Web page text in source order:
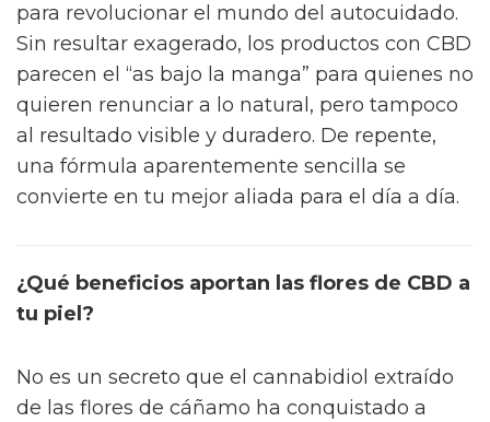
para revolucionar el mundo del autocuidado.
Sin resultar exagerado, los productos con CBD
parecen el “as bajo la manga” para quienes no
quieren renunciar a lo natural, pero tampoco
al resultado visible y duradero. De repente,
una fórmula aparentemente sencilla se
convierte en tu mejor aliada para el día a día.
¿Qué beneficios aportan las flores de CBD a
tu piel?
No es un secreto que el cannabidiol extraído
de las flores de cáñamo ha conquistado a